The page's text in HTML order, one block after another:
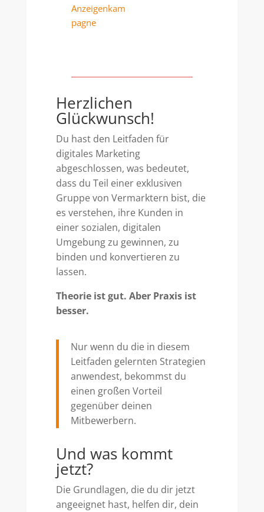
Anzeigenkam
pagne
Herzlichen
Glückwunsch!
Du hast den Leitfaden für
digitales Marketing
abgeschlossen, was bedeutet,
dass du Teil einer exklusiven
Gruppe von Vermarktern bist, die
es verstehen, ihre Kunden in
einer sozialen, digitalen
Umgebung zu gewinnen, zu
binden und konvertieren zu
lassen.
Theorie ist gut. Aber Praxis ist
besser.
Nur wenn du die in diesem
Leitfaden gelernten Strategien
anwendest, bekommst du
einen großen Vorteil
gegenüber deinen
Mitbewerbern.
Und was kommt
jetzt?
Die Grundlagen, die du dir jetzt
angeeignet hast, helfen dir, dein